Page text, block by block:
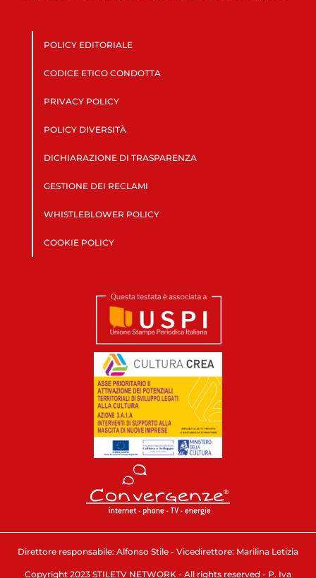
POLICY EDITORIALE
CODICE ETICO CONDOTTA
PRIVACY POLICY
POLICY DIVERSITÀ
DICHIARAZIONE DI TRASPARENZA
GESTIONE DEI RECLAMI
WHISTLEBLOWER POLICY
COOKIE POLICY
Direttore responsabile: Alfonso Stile - Vicedirettore: Marilina Letizia
Copyright 2023 STILETV NETWORK - All rights reserved - P. Iva